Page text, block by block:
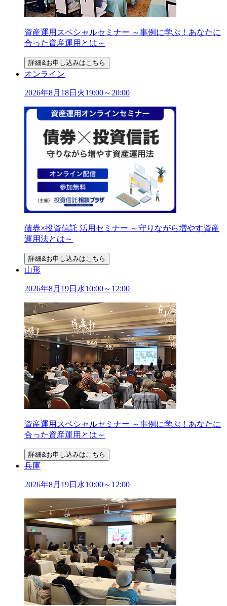
資産運用スペシャルセミナー ～事例に学ぶ！あなたに
合った資産運用とは～
詳細&お申し込みはこちら
オンライン
2026年8月 18日 火19:00～20:00
債券×投資信託 活用セミナー ～守りながら増やす資産
運用法とは～
詳細&お申し込みはこちら
山形
2026年8月 19日 水10:00～12:00
資産運用スペシャルセミナー ～事例に学ぶ！あなたに
合った資産運用とは～
詳細&お申し込みはこちら
兵庫
2026年8月 19日 水10:00～12:00